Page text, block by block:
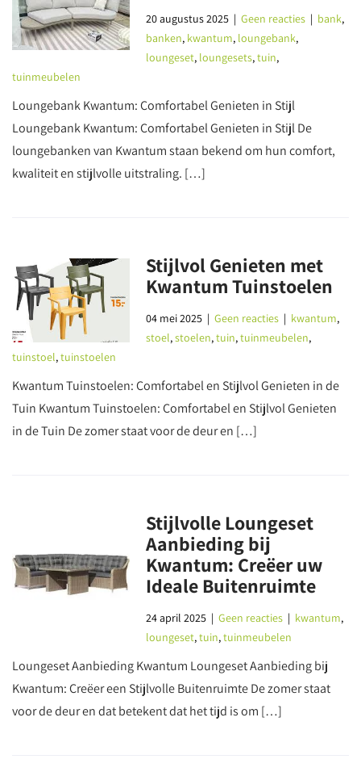
20 augustus 2025 |Geen reacties | bank,
banken, kwantum, loungebank,
loungeset, loungesets,tuin,
tuinmeubelen
Loungebank Kwantum: Comfortabel Genieten in Stijl
Loungebank Kwantum: Comfortabel Genieten in Stijl De
loungebanken van Kwantum staan bekend om hun comfort,
kwaliteit en stijlvolle uitstraling. […]
Stijlvol Genieten met
Kwantum Tuinstoelen
04 mei 2025 |Geen reacties | kwantum,
stoel,stoelen,tuin,tuinmeubelen,
tuinstoel,tuinstoelen
Kwantum Tuinstoelen: Comfortabel en Stijlvol Genieten in de
Tuin Kwantum Tuinstoelen: Comfortabel en Stijlvol Genieten
in de Tuin De zomer staat voor de deur en […]
Stijlvolle Loungeset
Aanbieding bij
Kwantum: Creëer uw
Ideale Buitenruimte
24 april 2025 |Geen reacties | kwantum,
loungeset,tuin,tuinmeubelen
Loungeset Aanbieding Kwantum Loungeset Aanbieding bij
Kwantum: Creëer een Stijlvolle Buitenruimte De zomer staat
voor de deur en dat betekent dat het tijd is om […]